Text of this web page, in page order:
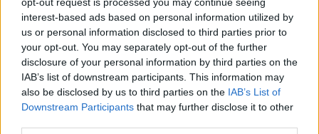
interest-based ads based on personal information utilized by
us or personal information disclosed to third parties prior to
your opt-out. You may separately opt-out of the further
disclosure of your personal information by third parties on the
IAB’s list of downstream participants. This information may
also be disclosed by us to third parties on the IAB’s List of
Downstream Participants that may further disclose it to other
buherator•2011. október 12.
Beköszöntött a hideg, de a Microsoft egy nagy adag
frissítéssel gondoskodik róla, hogy égjen a kezünk
alatt a munka. A szokásos javítócsomagok mellett
megjelent a Microsoft Security Intelligence Report
legfrissebb kiadása is, melynek tanúsága szerint a
támadások 99%-a még mindig…